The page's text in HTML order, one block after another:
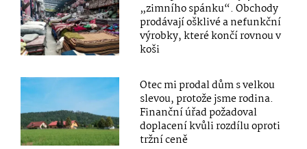
„zimního spánku“. Obchody
prodávají ošklivé a nefunkční
výrobky, které končí rovnou v
koši
Otec mi prodal dům s velkou
slevou, protože jsme rodina.
Finanční úřad požadoval
doplacení kvůli rozdílu oproti
tržní ceně